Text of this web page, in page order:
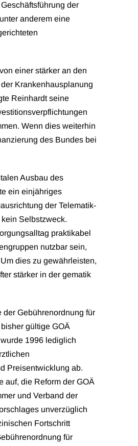
der
anderem eine
einer stärker an den
Krankenhausplanung
Reinhardt seine
Wenn dies weiterhin
des Bundes bei
Ausbau des
ein einjähriges
der Telematik-
Selbstzweck.
praktikabel
nutzbar sein,
dies zu gewährleisten,
stärker in der gematik
Gebührenordnung für
gültige GOÄ
1996 lediglich
Preisentwicklung ab.
auf, die Reform der GOÄ
und Verband der
unverzüglich
Fortschritt
für